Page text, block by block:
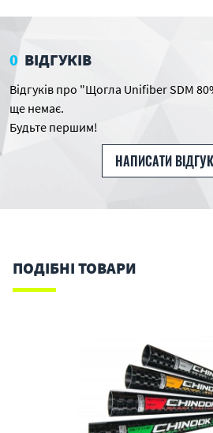
0 ВІДГУКІВ
Відгуків про "Щогла Unifiber SDM
ще немає.
Будьте першим!
НАПИСАТИ ВІДГУК
ПОДІБНІ ТОВАРИ